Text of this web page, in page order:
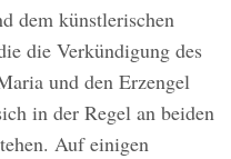
dem künstlerischen
die Verkündigung des
und den Erzengel
in der Regel an beiden
Auf einigen